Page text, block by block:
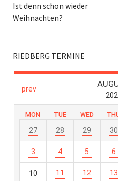
Ist denn schon wieder
Weihnachten?
RIEDBERG TERMINE